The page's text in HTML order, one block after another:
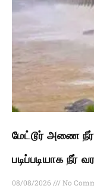
மேட்டூர் அணை
படிப்படியாக நீர்
08/08/2026
No